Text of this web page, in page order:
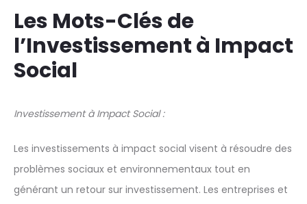
Les Mots-Clés de
l’Investissement à Impact
Social
Investissement à Impact Social :
Les investissements à impact social visent à résoudre des
problèmes sociaux et environnementaux tout en
générant un retour sur investissement. Les entreprises et